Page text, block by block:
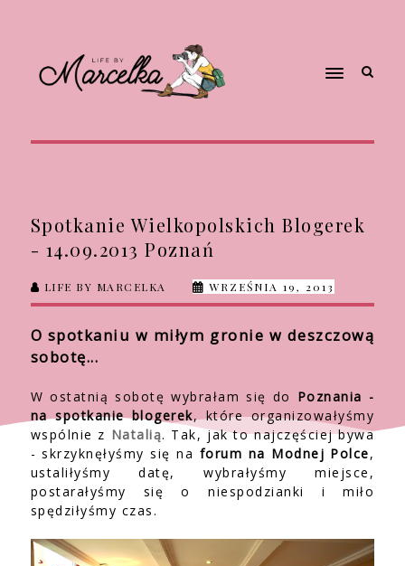
Spotkanie Wielkopolskich Blogerek
- 14.09.2013 Poznań
LIFE BY MARCELKA WRZEŚNIA 19, 2013
O spotkaniu w miłym gronie w deszczową
sobotę...
W ostatnią sobotę wybrałam się do Poznania -
na spotkanie blogerek, które organizowałyśmy
wspólnie z Natalią. Tak, jak to najczęściej bywa
- skrzyknęłyśmy się na forum na Modnej Polce,
ustaliłyśmy datę, wybrałyśmy miejsce,
postarałyśmy się o niespodzianki i miło
spędziłyśmy czas.